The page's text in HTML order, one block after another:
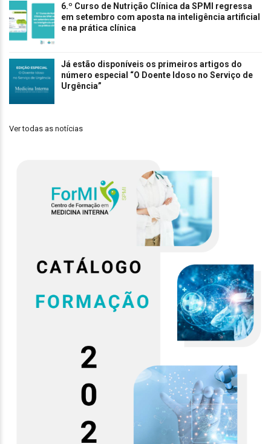
6.º Curso de Nutrição Clínica da SPMI regressa
em setembro com aposta na inteligência artificial
e na prática clínica
Já estão disponíveis os primeiros artigos do
número especial “O Doente Idoso no Serviço de
Urgência”
Ver todas as notícias